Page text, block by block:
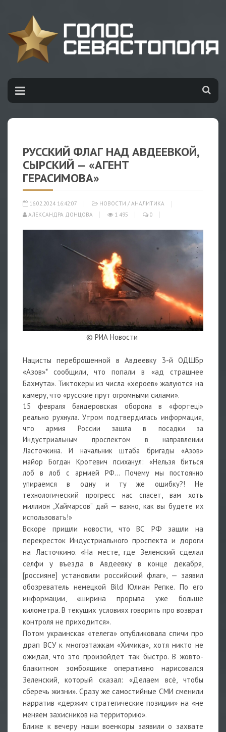
РУССКИЙ ФЛАГ НАД АВДЕЕВКОЙ,
СЫРСКИЙ — «АГЕНТ
ГЕРАСИМОВА»
16.02.2024 16:42:07 НОВОСТИ / АНАЛИТИКА
АЛЕКСАНДРА ДОНЦОВА
1 495 0
© РИА Новости
Нацисты переброшенной в Авдеевку 3-й ОДШБр
«Азов»* сообщили, что попали в «ад страшнее
Бахмута». Тиктокеры из числа «хероев» жалуются на
камеру, что «русские прут огромными силами».
15 февраля бандеровская оборона в «фортецi»
реально рухнула. Утром подтвердилась информация,
что армия России зашла в посадки за
Индустриальным проспектом в направлении
Ласточкина. И начальник штаба бригады «Азов»
майор Богдан Кротевич психанул: «Нельзя биться
лоб в лоб с армией РФ… Почему мы постоянно
упираемся в одну и ту же ошибку?! Не
технологический прогресс нас спасет, вам хоть
миллион „Хаймарсов“ дай — важно, как вы будете их
использовать!»
Вскоре пришли новости, что ВС РФ зашли на
перекресток Индустриального проспекта и дороги
на Ласточкино. «На месте, где Зеленский сделал
селфи у въезда в Авдеевку в конце декабря,
[россияне] установили российский флаг», — заявил
обозреватель немецкой Bild Юлиан Репке. По его
информации, «ширина прорыва уже больше
километра. В текущих условиях говорить про возврат
контроля не приходится».
Потом украинская «телега» опубликовала спичи про
драп ВСУ к многоэтажкам «Химика», хотя никто не
ожидал, что это произойдет так быстро. В жовто-
блакитном зомбоящике оперативно нарисовался
Зеленский, который сказал: «Делаем всё, чтобы
сберечь жизни». Сразу же самостийные СМИ сменили
нарратив «держим стратегические позиции» на «не
меняем захисников на территорию».
Ближе к вечеру наши военкоры заявили о захвате